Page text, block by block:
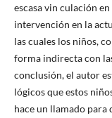
escasa vin culación
intervención en la
las cuales los niños,
forma indirecta con
conclusión, el autor
lógicos que estos
hace un llamado